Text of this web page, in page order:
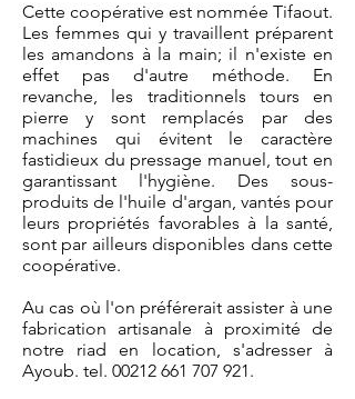
Cette coopérative est nommée Tifaout.
Les femmes qui y travaillent préparent
les amandons à la main; il n'existe en
effet pas d'autre méthode. En
revanche, les traditionnels tours en
pierre y sont remplacés par des
machines qui évitent le caractère
fastidieux du pressage manuel, tout en
garantissant l'hygiène. Des sous-
produits de l'huile d'argan, vantés pour
leurs propriétés favorables à la santé,
sont par ailleurs disponibles dans cette
coopérative.
Au cas où l'on préférerait assister à une
fabrication artisanale à proximité de
notre riad en location, s'adresser à
Ayoub. tel. 00212 661 707 921.